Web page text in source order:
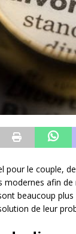
pour le couple,
afin
beaucoup plus
de leur